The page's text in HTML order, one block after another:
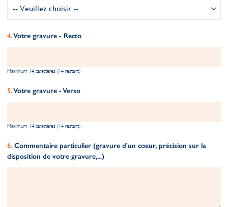
Votre gravure - Recto
Maximum 14 caractères (14 restant)
Votre gravure - Verso
Maximum 14 caractères (14 restant)
Commentaire particulier (gravure d'un coeur, précision sur la
disposition de votre gravure,...)